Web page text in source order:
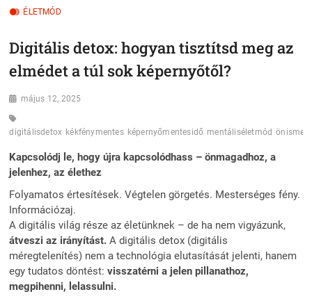
ÉLETMÓD
Digitális detox: hogyan tisztítsd meg az
elmédet a túl sok képernyőtől?
május 12, 2025
digitálisdetox kékfénymentes képernyőmentesidő mentáliséletmód
Kapcsolódj le, hogy újra kapcsolódhass – önmagadhoz, a
jelenhez, az élethez
Folyamatos értesítések. Végtelen görgetés. Mesterséges fény.
Információzaj.
A digitális világ része az életünknek – de ha nem vigyázunk,
átveszi az irányítást. A digitális detox (digitális
méregtelenítés) nem a technológia elutasítását jelenti, hanem
egy tudatos döntést:visszatérni a jelen pillanathoz,
megpihenni, lelassulni.